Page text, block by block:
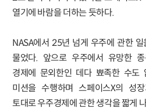
열기에 바람을 더하는 듯하다.
NASA에서 25년 넘게 우주에 관한 일
물었다. 앞으로 우주에서 유망한
경제에 문외한인 데다 뾰족한 수도
미션을 수행하며 스페이스X의 성
토대로 우주경제에 관한 생각을 짧게